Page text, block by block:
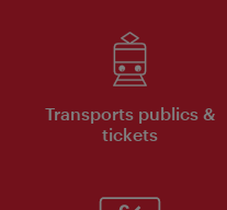
Transports publics &
tickets